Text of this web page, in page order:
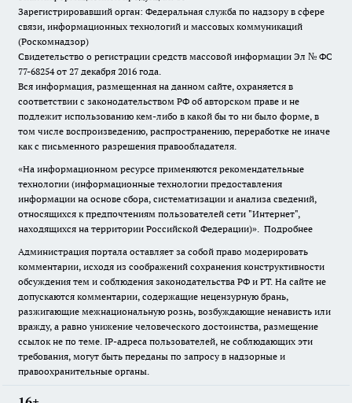
Зарегистрировавший орган: Федеральная служба по надзору в сфере
связи, информационных технологий и массовых коммуникаций
(Роскомнадзор)
Свидетельство о регистрации средств массовой информации Эл № ФС
77-68254 от 27 декабря 2016 года.
Вся информация, размещенная на данном сайте, охраняется в
соответствии с законодательством РФ об авторском праве и не
подлежит использованию кем-либо в какой бы то ни было форме, в
том числе воспроизведению, распространению, переработке не иначе
как с письменного разрешения правообладателя.
«На информационном ресурсе применяются рекомендательные
технологии (информационные технологии предоставления
информации на основе сбора, систематизации и анализа сведений,
относящихся к предпочтениям пользователей сети "Интернет",
находящихся на территории Российской Федерации)». Подробнее
Администрация портала оставляет за собой право модерировать
комментарии, исходя из соображений сохранения конструктивности
обсуждения тем и соблюдения законодательства РФ и РТ. На сайте не
допускаются комментарии, содержащие нецензурную брань,
разжигающие межнациональную рознь, возбуждающие ненависть или
вражду, а равно унижение человеческого достоинства, размещение
ссылок не по теме. IP-адреса пользователей, не соблюдающих эти
требования, могут быть переданы по запросу в надзорные и
правоохранительные органы.